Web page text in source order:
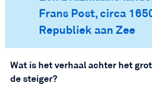
Frans Post, circa
Republiek aan Zee
Wat is het verhaal achter het
de steiger?